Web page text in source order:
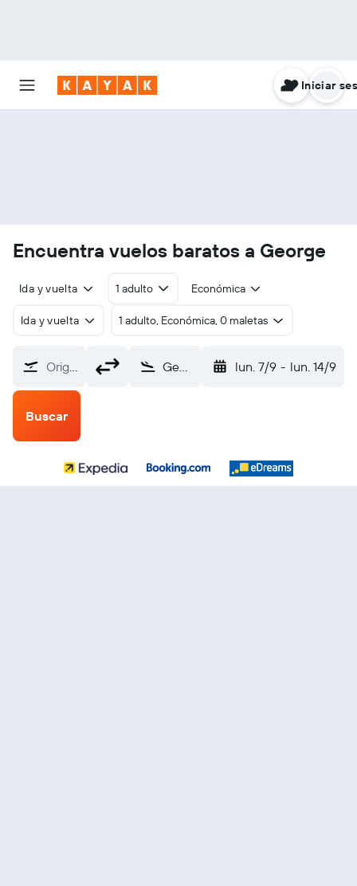
Iniciar
Encuentra vuelos baratos a George
Ida y vuelta 1 adulto Económica
Ida y vuelta 1 adulto, Económica, 0 maletas
Origen George (GRJ) lun. 7/9 - lun. 14/9
Buscar